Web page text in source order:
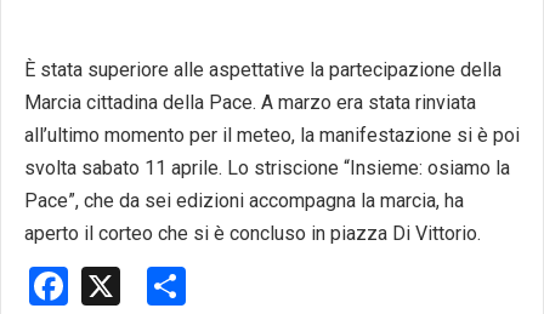
È stata superiore alle aspettative la partecipazione della
Marcia cittadina della Pace. A marzo era stata rinviata
all’ultimo momento per il meteo, la manifestazione si è poi
svolta sabato 11 aprile. Lo striscione “Insieme: osiamo la
Pace”, che da sei edizioni accompagna la marcia, ha
aperto il corteo che si è concluso in piazza Di Vittorio.
Facebook